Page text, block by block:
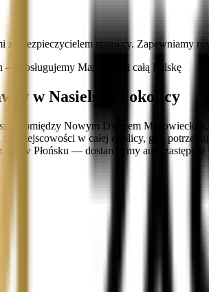
z ubezpieczycielem sprawcy. Zapewniamy
obsługujemy Mazowsze i całą Polskę
w Nasielsku i okolicy
pomiędzy Nowym Dworem
z miejscowości w całej okolicy, gdy
w Płońsku — dostarczymy auto